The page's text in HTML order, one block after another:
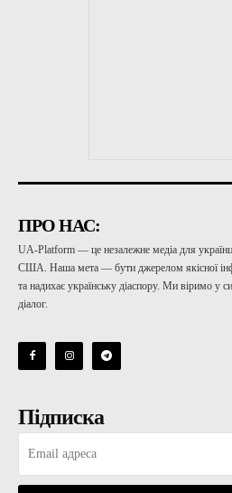
ПРО НАС:
UA-Platform — це незалежне медіа для
США. Наша мета — бути джерелом якісної
та надихає українську діаспору. Ми віримо у
діалог.
Підписка